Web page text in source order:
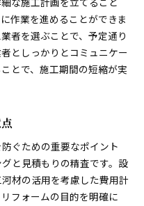
作業を進めることができま
者を選ぶことで、予定通り
としっかりとコミュニケー
とで、施工期間の短縮が実
ぐための重要なポイント
と見積もりの精査です。設
材の活用を考慮した費用計
フォームの目的を明確に